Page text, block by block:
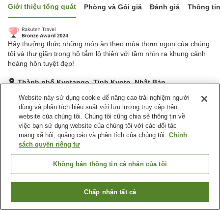
Giới thiệu tổng quát Phòng và Gói giá Đánh giá Thông
Hãy thưởng thức những món ăn theo mùa thơm ngon của chúng
tôi và thư giãn trong hồ tắm lộ thiên với tầm nhìn ra khung cảnh
hoàng hôn tuyệt đẹp!
Thành phố Kyotango, Tỉnh Kyoto, Nhật Bản
Tuyệt vời Đánh giá:102 lượt
Tiện nghi chỗ nghỉ
Hoàn toàn không hút thuốc
Yuhigaura Onsen Ryokan YuhigauraTìm phòng trống
Website này sử dụng cookie để nâng cao trải nghiệm người
dùng và phân tích hiệu suất với lưu lượng truy cập trên
website của chúng tôi. Chúng tôi cũng chia sẻ thông tin về
việc bạn sử dụng website của chúng tôi với các đối tác
mạng xã hội, quảng cáo và phân tích của chúng tôi. Chính
sách quyền riêng tư
Không bán thông tin cá nhân của tôi
Chấp nhận tất cả